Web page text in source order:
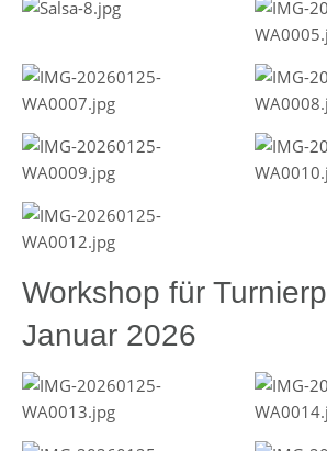
Workshop für
Januar 2026